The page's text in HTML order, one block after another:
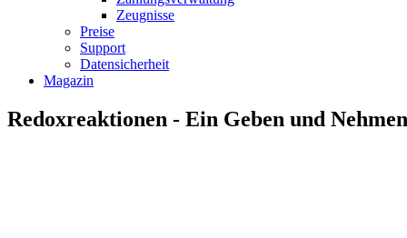
Zeugnisse
Preise
Support
Datensicherheit
Magazin
Redoxreaktionen - Ein Geben und Nehmen